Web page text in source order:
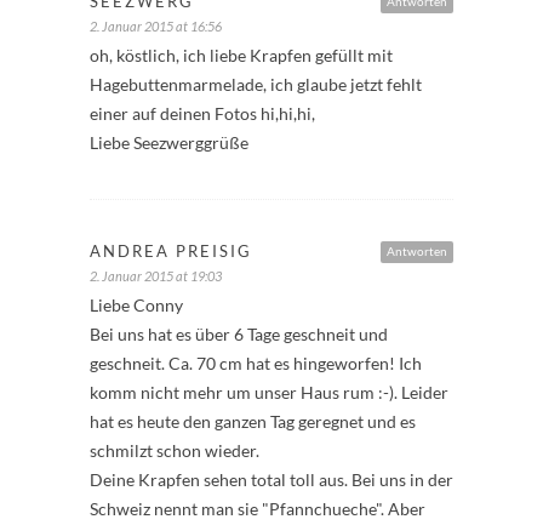
2. Januar 2015 at 16:56
oh, köstlich, ich liebe Krapfen gefüllt mit
Hagebuttenmarmelade, ich glaube jetzt fehlt
einer auf deinen Fotos hi,hi,hi,
Liebe Seezwerggrüße
Antworten
ANDREA PREISIG
2. Januar 2015 at 19:03
Liebe Conny
Bei uns hat es über 6 Tage geschneit und
geschneit. Ca. 70 cm hat es hingeworfen! Ich
komm nicht mehr um unser Haus rum :-). Leider
hat es heute den ganzen Tag geregnet und es
schmilzt schon wieder.
Deine Krapfen sehen total toll aus. Bei uns in der
Schweiz nennt man sie "Pfannchueche". Aber